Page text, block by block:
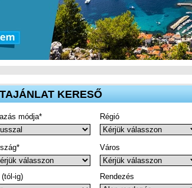
KERESŐ
módja* Régió
Város
(tól-ig) Rendezés